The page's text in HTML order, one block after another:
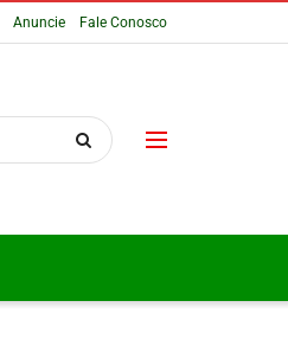
Anuncie Fale Conosco